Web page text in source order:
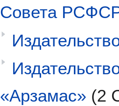
Совета
«Арзамас» (2